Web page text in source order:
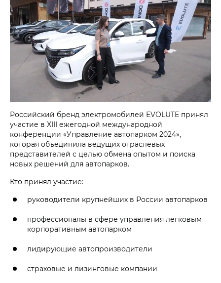
Российский бренд электромобилей EVOLUTE принял
участие в XIII ежегодной международной
конференции «Управление автопарком 2024»,
которая объединила ведущих отраслевых
представителей с целью обмена опытом и поиска
новых решений для автопарков.
Кто принял участие:
руководители крупнейших в России автопарков
профессионалы в сфере управления легковым
корпоративным автопарком
лидирующие автопроизводители
страховые и лизинговые компании